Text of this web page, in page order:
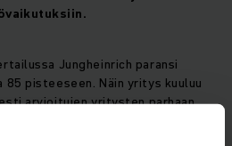
Jungheinrich paransi
pisteeseen. Näin yritys kuuluu
arvioitujen yritysten parhaan
nykyinen EcoVadis‑palkinto